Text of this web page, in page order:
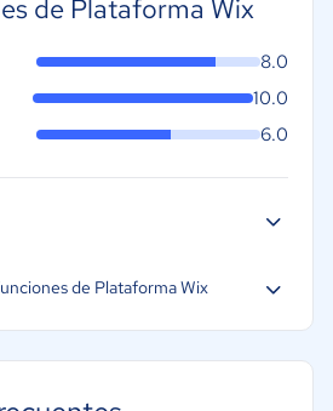
de Plataforma Wix
8.0
10.0
6.0
de Plataforma Wix